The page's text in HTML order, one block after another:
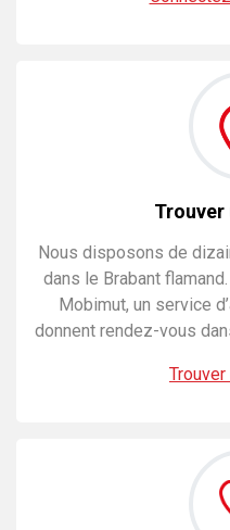
Trouver
Nous disposons de
dans le Brabant
Mobimut, un service
donnent rendez-vous